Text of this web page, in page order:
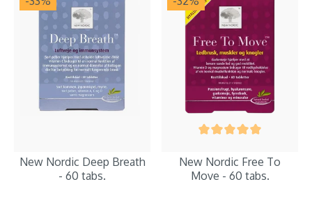
New Nordic Deep Breath
- 60 tabs.
New Nordic Free To
Move - 60 tabs.